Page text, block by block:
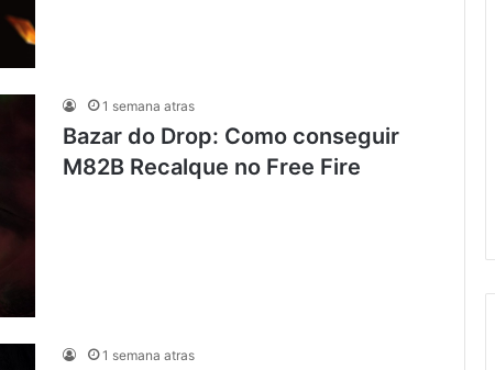
1 semana atras
Bazar do Drop: Como conseguir
M82B Recalque no Free Fire
1 semana atras